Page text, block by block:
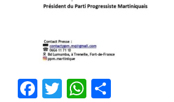
Facebook
Twitter
WhatsApp